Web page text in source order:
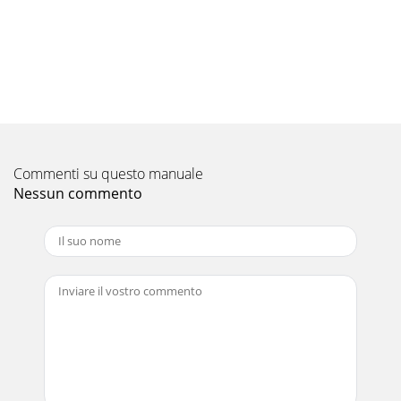
Pagina 11 - СОДЕРЖАНИЕ
где много машинного масла.• В местах, где много со
Pagina 12 - УТИЛИЗАЦИЯ
En-1● OPERATING INSTRUCTIONS ●• Since rotating parts
Commenti su questo manuale
Nessun commento